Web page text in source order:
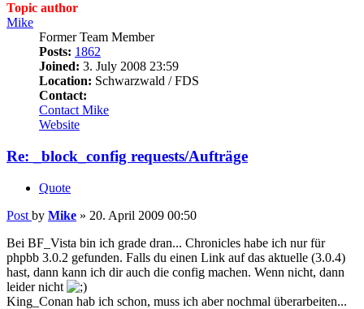
Topic author
Mike
Former Team Member
Posts: 1862
Joined: 3. July 2008 23:59
Location: Schwarzwald / FDS
Contact:
Contact Mike
Website
Re: _block_config requests/Aufträge
Quote
Post by Mike » 20. April 2009 00:50
Bei BF_Vista bin ich grade dran... Chronicles habe ich nur für
phpbb 3.0.2 gefunden. Falls du einen Link auf das aktuelle (3.0.4)
hast, dann kann ich dir auch die config machen. Wenn nicht, dann
leider nicht
King_Conan hab ich schon, muss ich aber nochmal überarbeiten...